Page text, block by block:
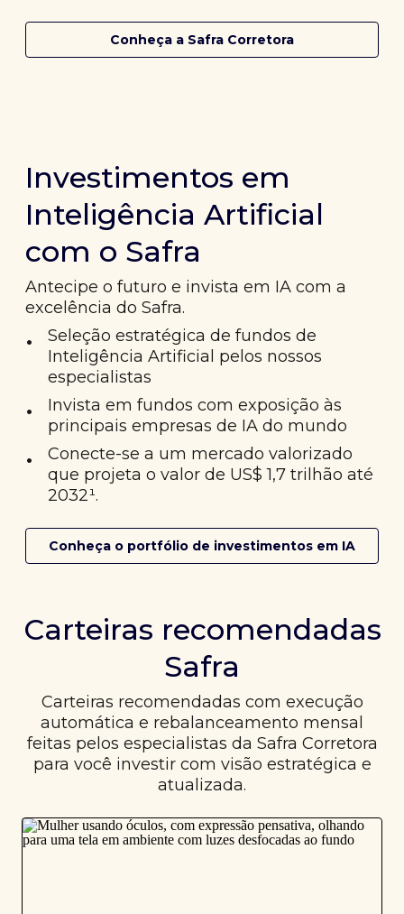
Conheça a Safra Corretora
Investimentos em
Inteligência Artificial
com o Safra
Antecipe o futuro e invista em IA com a
excelência do Safra.
•
Seleção estratégica de fundos de
Inteligência Artificial pelos nossos
especialistas
•
Invista em fundos com exposição às
principais empresas de IA do mundo
•
Conecte-se a um mercado valorizado
que projeta o valor de US$ 1,7 trilhão até
2032¹.
Conheça o portfólio de investimentos em IA
Carteiras recomendadas
Safra
Carteiras recomendadas com execução
automática e rebalanceamento mensal
feitas pelos especialistas da Safra Corretora
para você investir com visão estratégica e
atualizada.